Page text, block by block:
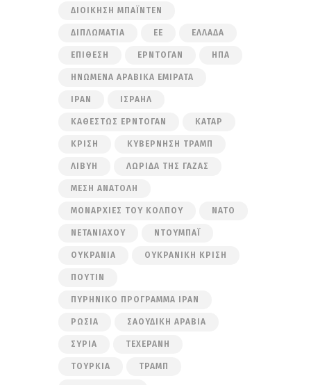
ΔΙΟΊΚΗΣΗ ΜΠΆΙΝΤΕΝ
ΔΙΠΛΩΜΑΤΊΑ ΕΕ ΕΛΛΆΔΑ
ΕΠΊΘΕΣΗ ΕΡΝΤΟΓΆΝ ΗΠΑ
ΗΝΩΜΈΝΑ ΑΡΑΒΙΚΆ ΕΜΙΡΆΤΑ
ΙΡΆΝ ΙΣΡΑΉΛ
ΚΑΘΕΣΤΏΣ ΕΡΝΤΟΓΆΝ ΚΑΤΆΡ
ΚΡΊΣΗ ΚΥΒΈΡΝΗΣΗ ΤΡΑΜΠ
ΛΙΒΎΗ ΛΩΡΊΔΑ ΤΗΣ ΓΆΖΑΣ
ΜΈΣΗ ΑΝΑΤΟΛΉ
ΜΟΝΑΡΧΊΕΣ ΤΟΥ ΚΌΛΠΟΥ ΝΑΤΟ
ΝΕΤΑΝΙΆΧΟΥ ΝΤΟΥΜΠΆΙ
ΟΥΚΡΑΝΊΑ ΟΥΚΡΑΝΙΚΉ ΚΡΊΣΗ
ΠΟΎΤΙΝ
ΠΥΡΗΝΙΚΌ ΠΡΌΓΡΑΜΜΑ ΙΡΆΝ
ΡΩΣΊΑ ΣΑΟΥΔΙΚΉ ΑΡΑΒΊΑ
ΣΥΡΊΑ ΤΕΧΕΡΆΝΗ
ΤΟΥΡΚΊΑ ΤΡΑΜΠ